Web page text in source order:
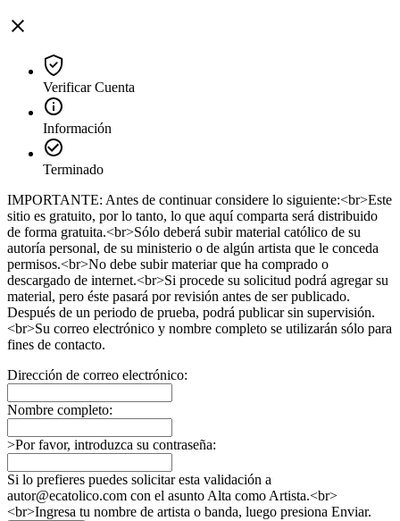
Verificar Cuenta
Información
Terminado
IMPORTANTE: Antes de continuar considere lo siguiente:<br>Este
sitio es gratuito, por lo tanto, lo que aquí comparta será distribuido
de forma gratuita.<br>Sólo deberá subir material católico de su
autoría personal, de su ministerio o de algún artista que le conceda
permisos.<br>No debe subir materiar que ha comprado o
descargado de internet.<br>Si procede su solicitud podrá agregar su
material, pero éste pasará por revisión antes de ser publicado.
Después de un periodo de prueba, podrá publicar sin supervisión.
<br>Su correo electrónico y nombre completo se utilizarán sólo para
fines de contacto.
Dirección de correo electrónico:
Nombre completo:
>Por favor, introduzca su contraseña:
Si lo prefieres puedes solicitar esta validación a
autor@ecatolico.com con el asunto Alta como Artista.<br>
<br>Ingresa tu nombre de artista o banda, luego presiona Enviar.